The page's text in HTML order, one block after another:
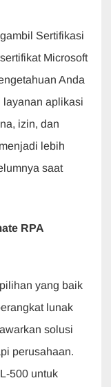
Sertifikasi
Microsoft
Anda
layanan aplikasi
izin, dan
lebih
saat
RPA
yang baik
lunak
solusi
perusahaan.
500 untuk